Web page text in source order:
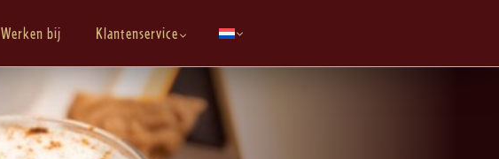
Werken bij Klantenservice